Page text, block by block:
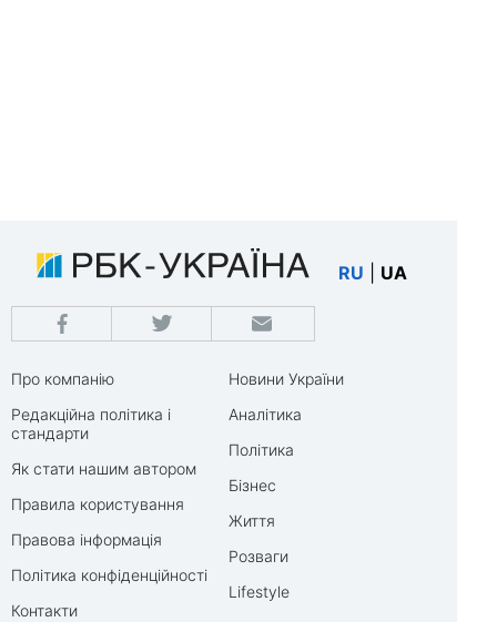
RU UA
Про компанію
Редакційна політика і
стандарти
Як стати нашим автором
Правила користування
Правова інформація
Політика конфіденційності
Контакти
Новини України
Аналітика
Політика
Бізнес
Життя
Розваги
Lifestyle